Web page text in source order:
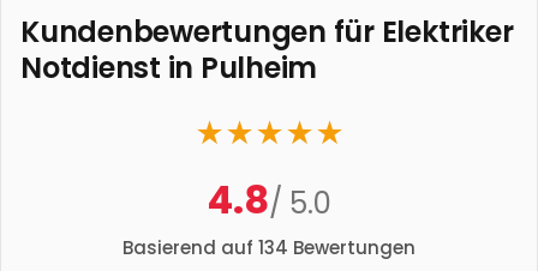
Kundenbewertungen für Elektriker
Notdienst in Pulheim
★★★★★
4.8/ 5.0
Basierend auf 134 Bewertungen